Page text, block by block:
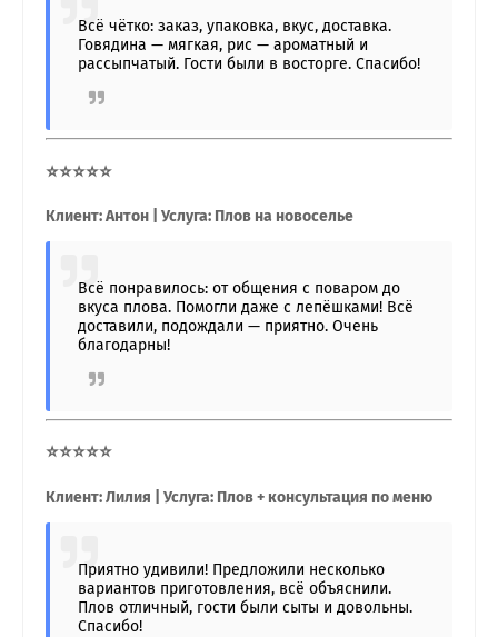
Всё чётко: заказ, упаковка, вкус, доставка.
Говядина — мягкая, рис — ароматный и
рассыпчатый. Гости были в восторге. Спасибо!
⭐⭐⭐⭐⭐
Клиент: Антон | Услуга: Плов на новоселье
Всё понравилось: от общения с поваром до
вкуса плова. Помогли даже с лепёшками! Всё
доставили, подождали — приятно. Очень
благодарны!
⭐⭐⭐⭐⭐
Клиент: Лилия | Услуга: Плов + консультация по меню
Приятно удивили! Предложили несколько
вариантов приготовления, всё объяснили.
Плов отличный, гости были сыты и довольны.
Спасибо!